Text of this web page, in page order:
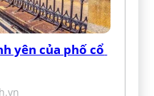
yên của phố cổ